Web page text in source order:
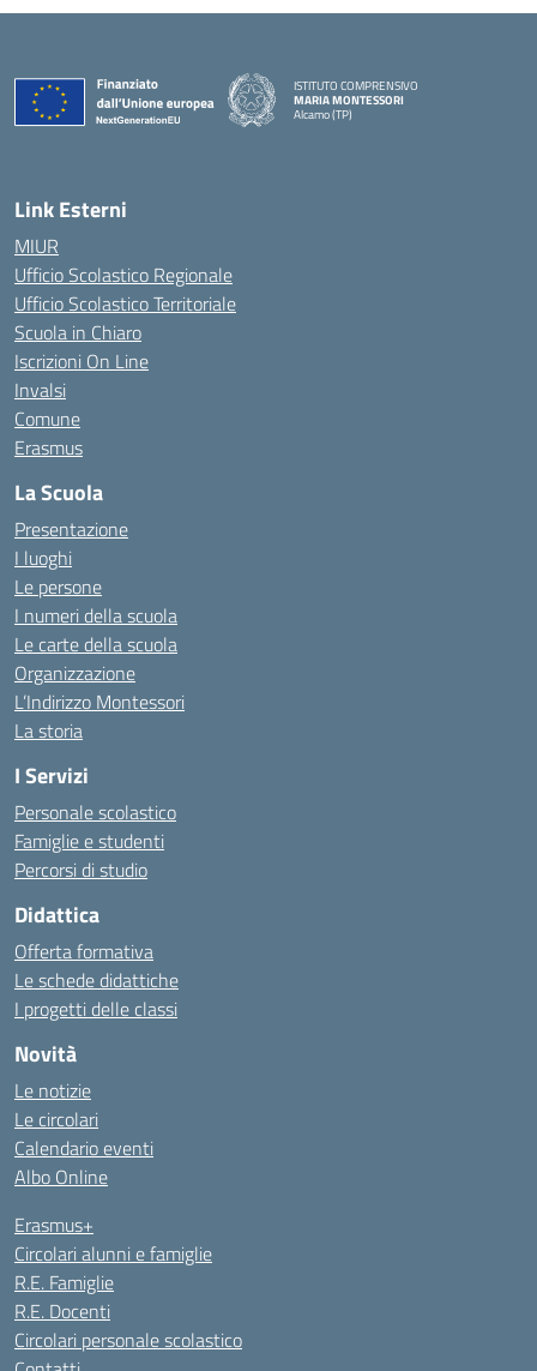
ISTITUTO COMPRENSIVO
MARIA MONTESSORI
Alcamo (TP)
Link Esterni
MIUR
Ufficio Scolastico Regionale
Ufficio Scolastico Territoriale
Scuola in Chiaro
Iscrizioni On Line
Invalsi
Comune
Erasmus
La Scuola
Presentazione
I luoghi
Le persone
I numeri della scuola
Le carte della scuola
Organizzazione
L’Indirizzo Montessori
La storia
I Servizi
Personale scolastico
Famiglie e studenti
Percorsi di studio
Didattica
Offerta formativa
Le schede didattiche
I progetti delle classi
Novità
Le notizie
Le circolari
Calendario eventi
Albo Online
Erasmus+
Circolari alunni e famiglie
R.E. Famiglie
R.E. Docenti
Circolari personale scolastico